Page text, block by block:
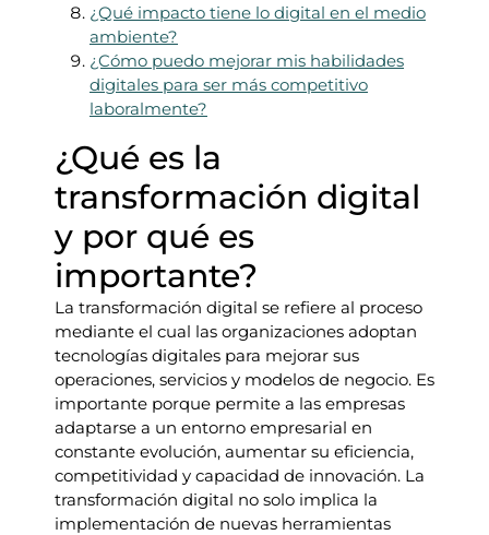
¿Qué impacto tiene lo digital en el medio
ambiente?
¿Cómo puedo mejorar mis habilidades
digitales para ser más competitivo
laboralmente?
¿Qué es la
transformación digital
y por qué es
importante?
La transformación digital se refiere al proceso
mediante el cual las organizaciones adoptan
tecnologías digitales para mejorar sus
operaciones, servicios y modelos de negocio. Es
importante porque permite a las empresas
adaptarse a un entorno empresarial en
constante evolución, aumentar su eficiencia,
competitividad y capacidad de innovación. La
transformación digital no solo implica la
implementación de nuevas herramientas